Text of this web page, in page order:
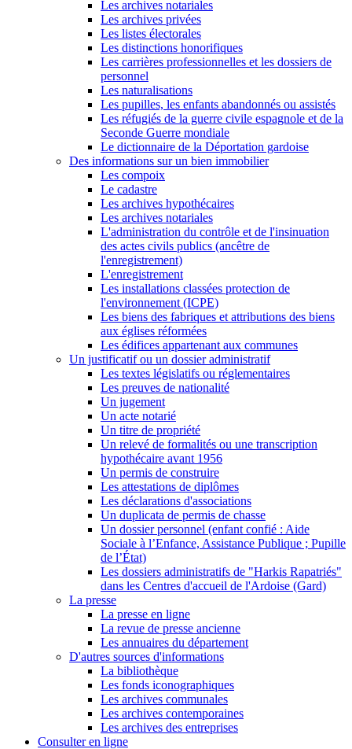
Les archives notariales
Les archives privées
Les listes électorales
Les distinctions honorifiques
Les carrières professionnelles et les dossiers de
personnel
Les naturalisations
Les pupilles, les enfants abandonnés ou assistés
Les réfugiés de la guerre civile espagnole et de la
Seconde Guerre mondiale
Le dictionnaire de la Déportation gardoise
Des informations sur un bien immobilier
Les compoix
Le cadastre
Les archives hypothécaires
Les archives notariales
L'administration du contrôle et de l'insinuation
des actes civils publics (ancêtre de
l'enregistrement)
L'enregistrement
Les installations classées protection de
l'environnement (ICPE)
Les biens des fabriques et attributions des biens
aux églises réformées
Les édifices appartenant aux communes
Un justificatif ou un dossier administratif
Les textes législatifs ou réglementaires
Les preuves de nationalité
Un jugement
Un acte notarié
Un titre de propriété
Un relevé de formalités ou une transcription
hypothécaire avant 1956
Un permis de construire
Les attestations de diplômes
Les déclarations d'associations
Un duplicata de permis de chasse
Un dossier personnel (enfant confié : Aide
Sociale à l’Enfance, Assistance Publique ; Pupille
de l’État)
Les dossiers administratifs de "Harkis Rapatriés"
dans les Centres d'accueil de l'Ardoise (Gard)
La presse
La presse en ligne
La revue de presse ancienne
Les annuaires du département
D'autres sources d'informations
La bibliothèque
Les fonds iconographiques
Les archives communales
Les archives contemporaines
Les archives des entreprises
Consulter en ligne